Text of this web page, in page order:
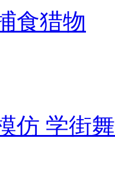
食猎物
仿 学街